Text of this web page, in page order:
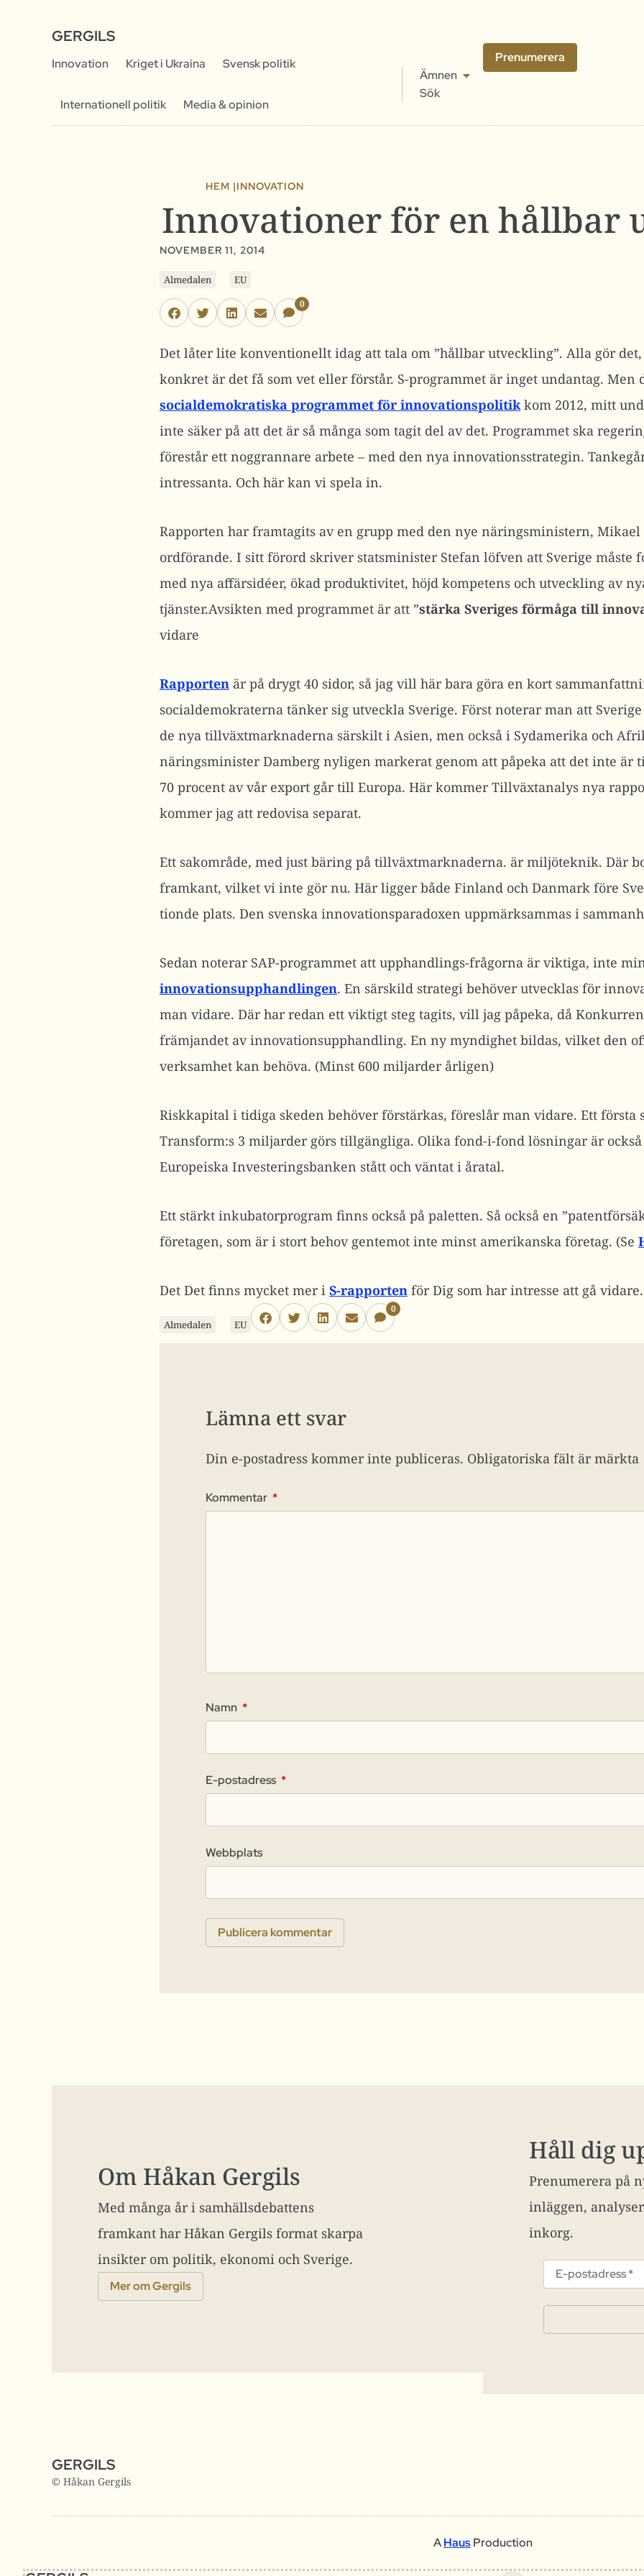
GERGILS
Innovation Kriget i Ukraina Svensk politik
Internationell politik Media & opinion
Ämnen
Sök
Prenumerera
HEM |INNOVATION
Innovationer för en hållbar
NOVEMBER 11, 2014
Almedalen EU
0
Det låter lite konventionellt idag att tala om ”hållbar utveckling”. Alla gör
konkret är det få som vet eller förstår. S-programmet är inget undantag. Men
socialdemokratiska programmet för innovationspolitikkom 2012, mitt
inte säker på att det är så många som tagit del av det. Programmet ska
förestår ett noggrannare arbete – med den nya innovationsstrategin.
intressanta. Och här kan vi spela in.
Rapporten har framtagits av en grupp med den nye näringsministern, Mikael
ordförande. I sitt förord skriver statsminister Stefan löfven att Sverige måste
med nya affärsidéer, ökad produktivitet, höjd kompetens och utveckling av
tjänster.Avsikten med programmet är att ”stärka Sveriges förmåga till
vidare
Rapporten är på drygt 40 sidor, så jag vill här bara göra en kort
socialdemokraterna tänker sig utveckla Sverige. Först noterar man att
de nya tillväxtmarknaderna särskilt i Asien, men också i Sydamerika och
näringsminister Damberg nyligen markerat genom att påpeka att det inte är
70 procent av vår export går till Europa. Här kommer Tillväxtanalys nya
kommer jag att redovisa separat.
Ett sakområde, med just bäring på tillväxtmarknaderna. är miljöteknik. Där
framkant, vilket vi inte gör nu. Här ligger både Finland och Danmark före
tionde plats. Den svenska innovationsparadoxen uppmärksammas i
Sedan noterar SAP-programmet att upphandlings-frågorna är viktiga, inte
innovationsupphandlingen. En särskild strategi behöver utvecklas för
man vidare. Där har redan ett viktigt steg tagits, vill jag påpeka, då
främjandet av innovationsupphandling. En ny myndighet bildas, vilket den
verksamhet kan behöva. (Minst 600 miljarder årligen)
Riskkapital i tidiga skeden behöver förstärkas, föreslår man vidare. Ett första
Transform:s 3 miljarder görs tillgängliga. Olika fond-i-fond lösningar är
Europeiska Investeringsbanken stått och väntat i åratal.
Ett stärkt inkubatorprogram finns också på paletten. Så också en
företagen, som är i stort behov gentemot inte minst amerikanska företag. (Se
Det Det finns mycket mer i S-rapporten för Dig som har intresse att gå vidare.
Almedalen EU
0
Lämna ett svar
Din e-postadress kommer inte publiceras. Obligatoriska fält är märkta
Kommentar *
Namn *
E-postadress *
Webbplats
Om Håkan Gergils
Med många år i samhällsdebattens
framkant har Håkan Gergils format skarpa
insikter om politik, ekonomi och Sverige.
Mer om Gergils
Håll dig
Prenumerera på
inläggen,
inkorg.
GERGILS
© Håkan Gergils
AHausProduction